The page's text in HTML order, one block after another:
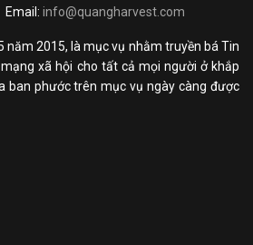
Email: info@quangharvest.com
2015, là mục vụ nhằm truyền bá Tin
xã hội cho tất cả mọi người ở khắp
ban phước trên mục vụ ngày càng được